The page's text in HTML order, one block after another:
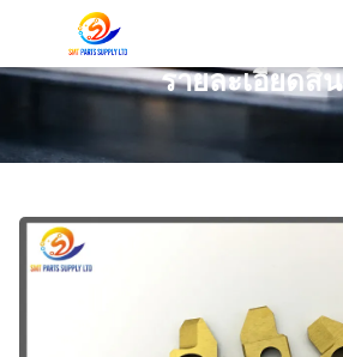
รายละเอียดสิ